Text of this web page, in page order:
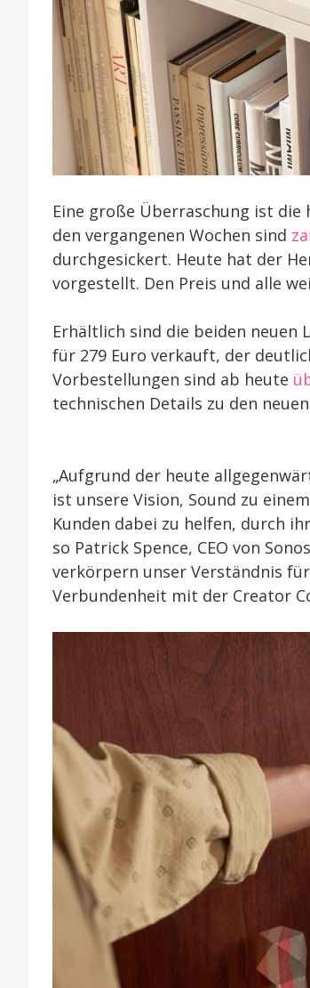
Eine große Überraschung ist
den vergangenen Wochen sind
durchgesickert. Heute hat der
vorgestellt. Den Preis und alle
Erhältlich sind die beiden neuen
für 279 Euro verkauft, der
Vorbestellungen sind ab heute
technischen Details zu den
„Aufgrund der heute
ist unsere Vision, Sound zu
Kunden dabei zu helfen, durch
so Patrick Spence, CEO von
verkörpern unser Verständnis
Verbundenheit mit der Creator